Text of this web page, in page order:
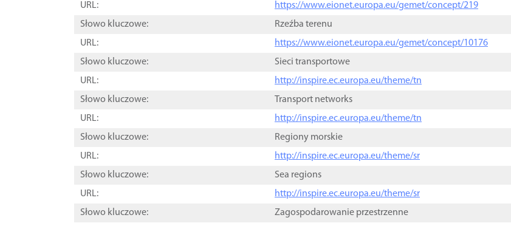
URL:
https://www.eionet.europa.eu/gemet/concept/219
Słowo kluczowe:
Rzeźba terenu
URL:
https://www.eionet.europa.eu/gemet/concept/10176
Słowo kluczowe:
Sieci transportowe
URL:
http://inspire.ec.europa.eu/theme/tn
Słowo kluczowe:
Transport networks
URL:
http://inspire.ec.europa.eu/theme/tn
Słowo kluczowe:
Regiony morskie
URL:
http://inspire.ec.europa.eu/theme/sr
Słowo kluczowe:
Sea regions
URL:
http://inspire.ec.europa.eu/theme/sr
Słowo kluczowe:
Zagospodarowanie przestrzenne